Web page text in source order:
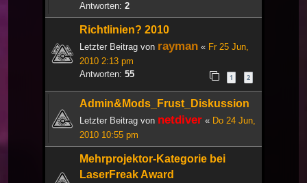
Antworten: 2
Richtlinien? 2010
Letzter Beitrag von rayman « Fr 25 Jun,
2010 2:13 pm
Antworten: 55 1 2
Admin&Mods_Frust_Diskussion
Letzter Beitrag von netdiver « Do 24 Jun,
2010 10:55 pm
Mehrprojektor-Kategorie bei
LaserFreak Award